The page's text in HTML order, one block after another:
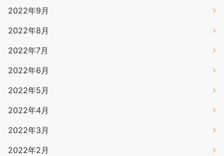
2022年9月
2022年8月
2022年7月
2022年6月
2022年5月
2022年4月
2022年3月
2022年2月